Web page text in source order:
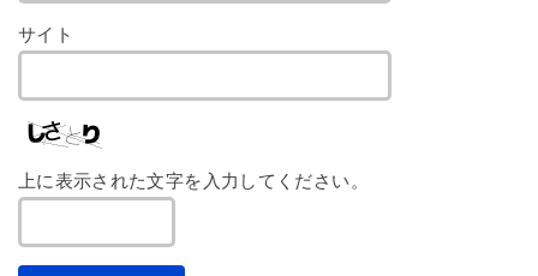
サイト
上に表示された文字を入力してください。